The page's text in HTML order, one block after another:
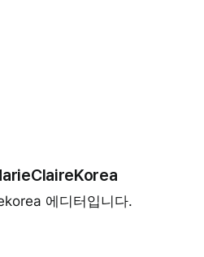
에디터입니다.